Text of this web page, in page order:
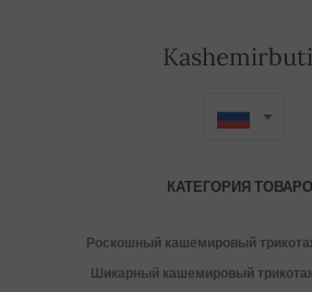
КАТЕГОРИЯ
Роскошный кашемировый
Шикарный кашемировый